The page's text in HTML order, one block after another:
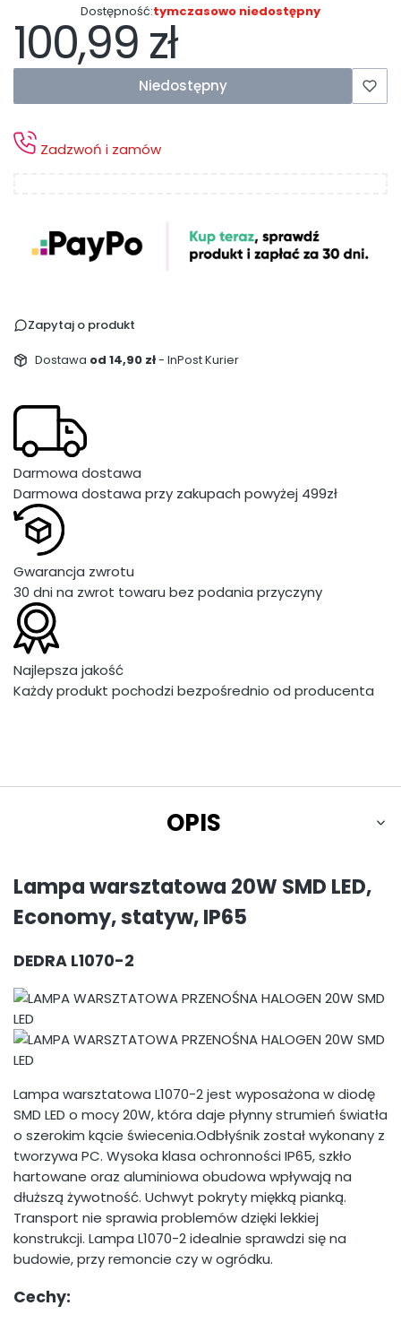
Dostępność:tymczasowo niedostępny
Cena
100,99 zł
Niedostępny
Zadzwoń i zamów
Zapytaj o produkt
Dostawa od 14,90 zł- InPost Kurier
Darmowa dostawa
Darmowa dostawa przy zakupach powyżej 499zł
Gwarancja zwrotu
30 dni na zwrot towaru bez podania przyczyny
Najlepsza jakość
Każdy produkt pochodzi bezpośrednio od producenta
OPIS
Lampa warsztatowa 20W SMD LED,
Economy, statyw, IP65
DEDRA L1070-2
Lampa warsztatowa L1070-2 jest wyposażona w diodę
SMD LED o mocy 20W, która daje płynny strumień światła
o szerokim kącie świecenia.Odbłyśnik został wykonany z
tworzywa PC. Wysoka klasa ochronności IP65, szkło
hartowane oraz aluminiowa obudowa wpływają na
dłuższą żywotność. Uchwyt pokryty miękką pianką.
Transport nie sprawia problemów dzięki lekkiej
konstrukcji. Lampa L1070-2 idealnie sprawdzi się na
budowie, przy remoncie czy w ogródku.
Cechy: